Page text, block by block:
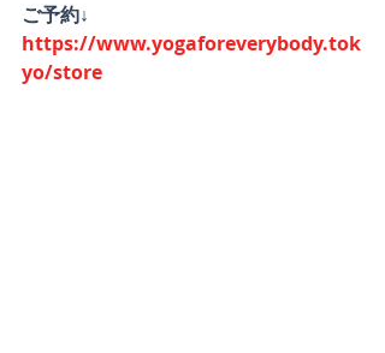
ご予約↓
https://www.yogaforeverybody.tok
yo/store